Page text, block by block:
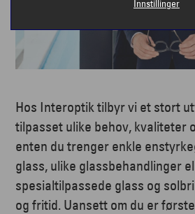
Hos Interoptik tilbyr vi et stort
tilpasset ulike behov, kvaliteter
enten du trenger enkle
glass, ulike glassbehandlinger
spesialtilpassede glass og
og fritid. Uansett om du er
Innstillinger